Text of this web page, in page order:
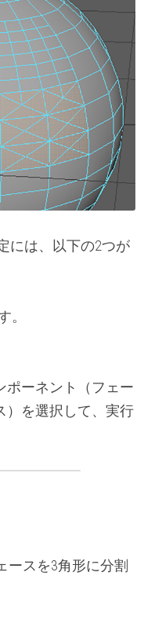
には、以下の2つが
。
ポーネント（フェー
）を選択して、実行
ースを3角形に分割